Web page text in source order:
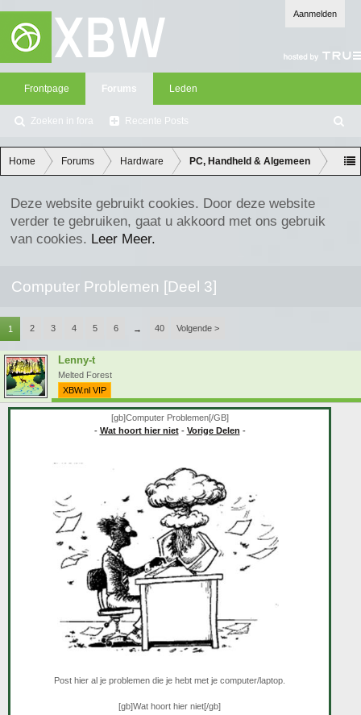
Aanmelden
Frontpage Forums
Zoeken in fora Recente Posts
Leden
oe
ke
n
Home Forums Hardware PC, Handheld & Algemeen
Deze website gebruikt cookies. Door deze website
verder te gebruiken, gaat u akkoord met ons gebruik
van cookies. Leer Meer.
Computer Problemen [Deel 3]
1 2 3 4 5 6 → 40 Volgende >
Lenny-t
Melted Forest
XBW.nl VIP
[gb]Computer Problemen[/GB]
- Wat hoort hier niet- Vorige Delen -​
Post hier al je problemen die je hebt met je computer/laptop.​
[gb]Wat hoort hier niet[/gb]